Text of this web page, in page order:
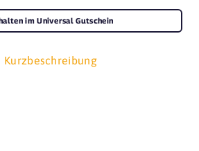
Kurzbeschreibung
im Universal Gutschein